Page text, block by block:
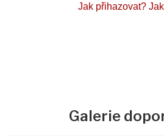
Jak přihazovat?
Galerie